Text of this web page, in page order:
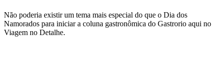
Não poderia existir um tema mais especial do que o Dia dos
Namorados para iniciar a coluna gastronômica do Gastrorio aqui no
Viagem no Detalhe.